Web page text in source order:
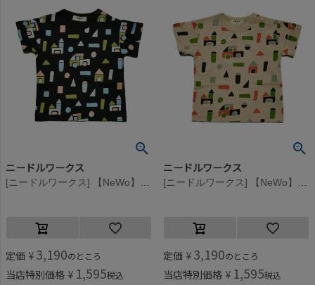
ニードルワークス
[ニードルワークス] 【NeWo】つみき総柄Tシャツ ブラック
定価 ¥ 3,190のところ
当店特別価格 ¥ 1,595税込
ニードルワークス
[ニードルワークス] 【NeWo】つみき総柄Tシャツ アイボリー
定価 ¥ 3,190のところ
当店特別価格 ¥ 1,595税込